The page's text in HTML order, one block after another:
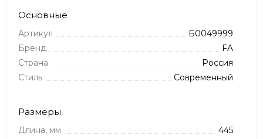
Основные
Артикул
Б0049999
Бренд
FA
Страна
Россия
Стиль
Современный
Размеры
Длина, мм
445